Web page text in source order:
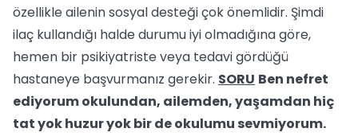
özellikle ailenin sosyal desteği çok önemlidir. Şimdi
ilaç kullandığı halde durumu iyi olmadığına göre,
hemen bir psikiyatriste veya tedavi gördüğü
hastaneye başvurmanız gerekir. SORU Ben nefret
ediyorum okulundan, ailemden, yaşamdan hiç
tat yok huzur yok bir de okulumu sevmiyorum.